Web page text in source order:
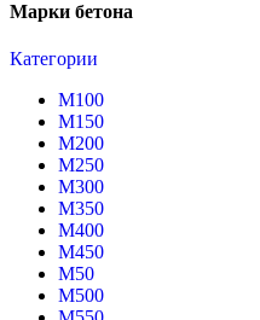
Марки бетона
Категории
М100
М150
М200
М250
М300
М350
М400
М450
М50
М500